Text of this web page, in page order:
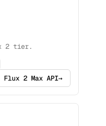
2 tier.
Flux 2 Max API→